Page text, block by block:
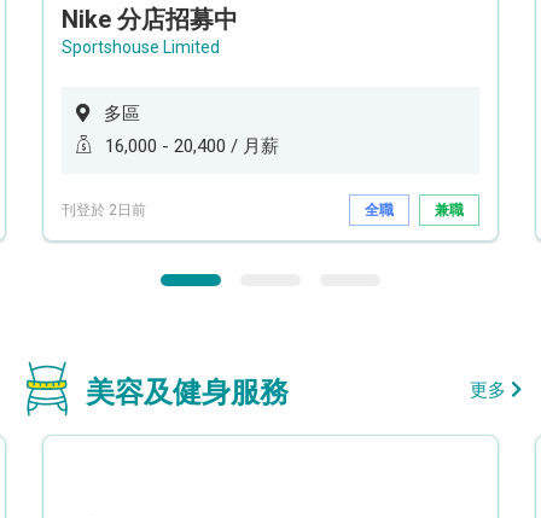
Nike 分店招募中
Sportshouse Limited
多區
16,000 - 20,400 / 月薪
刊登於 2日前 全職 兼職
美容及健身服務 更多